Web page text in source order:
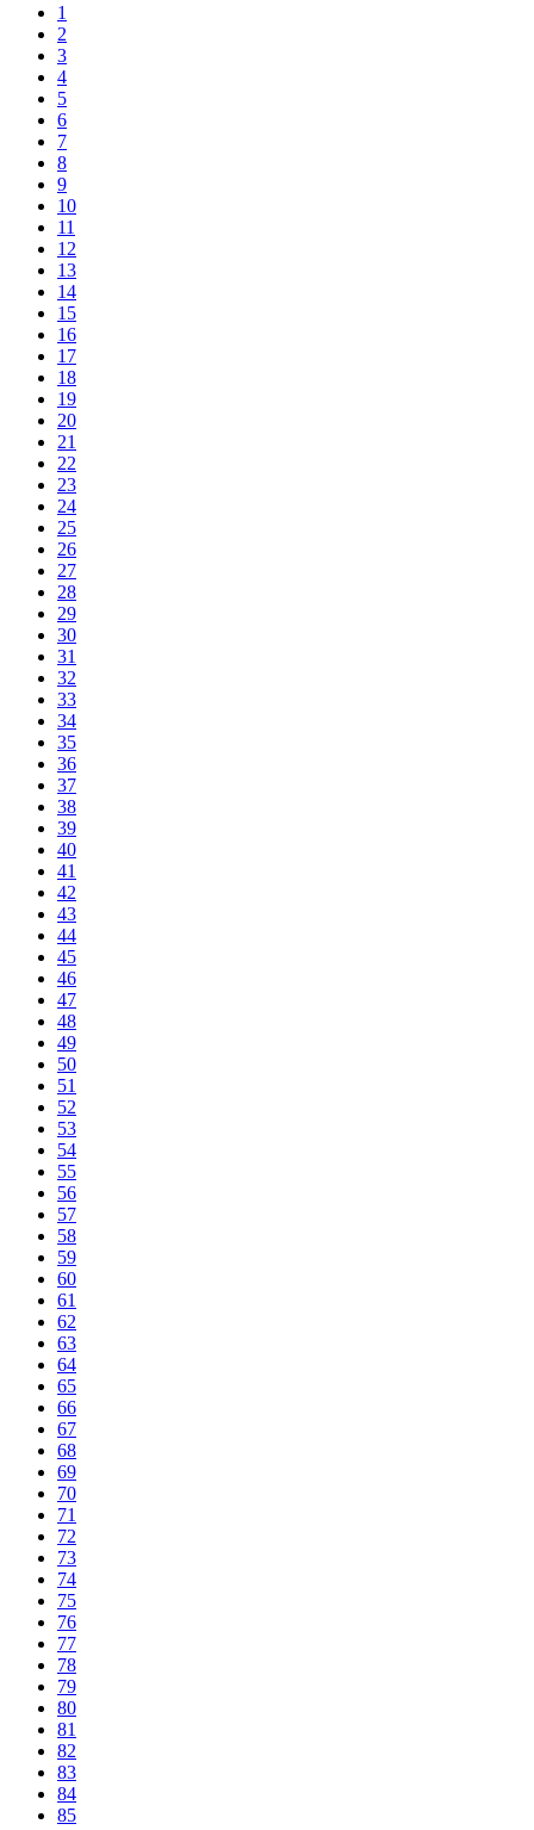
1
2
3
4
5
6
7
8
9
10
11
12
13
14
15
16
17
18
19
20
21
22
23
24
25
26
27
28
29
30
31
32
33
34
35
36
37
38
39
40
41
42
43
44
45
46
47
48
49
50
51
52
53
54
55
56
57
58
59
60
61
62
63
64
65
66
67
68
69
70
71
72
73
74
75
76
77
78
79
80
81
82
83
84
85